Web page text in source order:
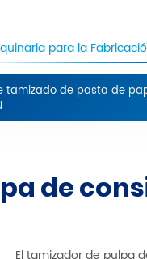
para la
tamizado de pasta de
de